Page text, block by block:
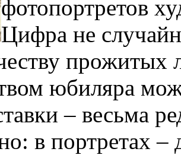
фотопортретов
Цифра не
прожитых
юбиляра
– весьма
в портретах –